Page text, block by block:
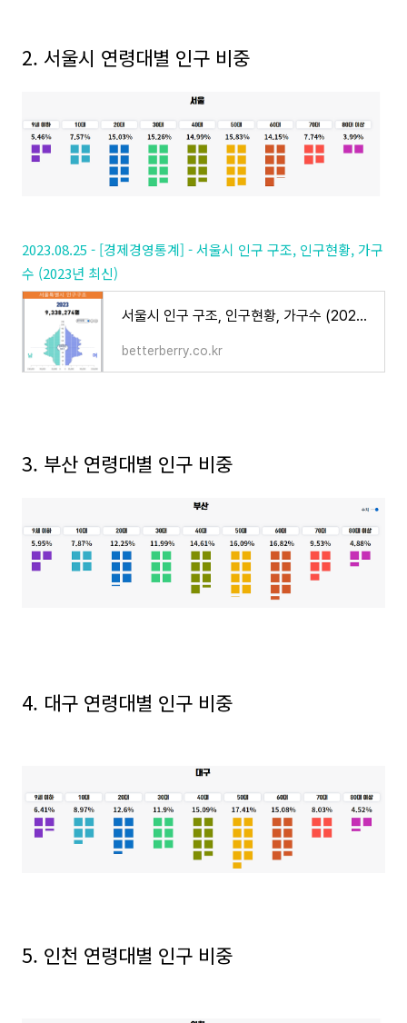
2. 서울시 연령대별 인구 비중
2023.08.25 - [경제경영통계] - 서울시 인구 구조, 인구현황, 가구
수 (2023년 최신)
서울시 인구 구조, 인구현황, 가구수 (2023년 최신)
betterberry.co.kr
3. 부산 연령대별 인구 비중
4. 대구 연령대별 인구 비중
5. 인천 연령대별 인구 비중